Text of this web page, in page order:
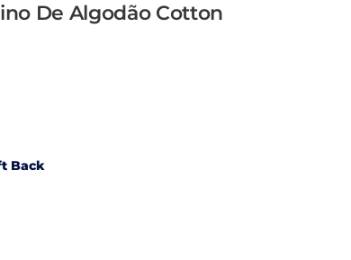
De Algodão Cotton
Back